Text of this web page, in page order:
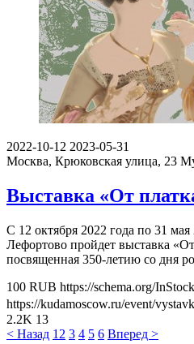
2022-10-12 2023-05-31
Москва, Крюковская улица, 23
Выставка «От
С 12 октября 2022 года по 31
Лефортово пройдет выставка
посвященная 350-летию со дня
100 RUB https://schema.org/InStock
https://kudamoscow.ru/event/
2.2K 13
< Назад 1 2 3 4 5 6 Вперед >